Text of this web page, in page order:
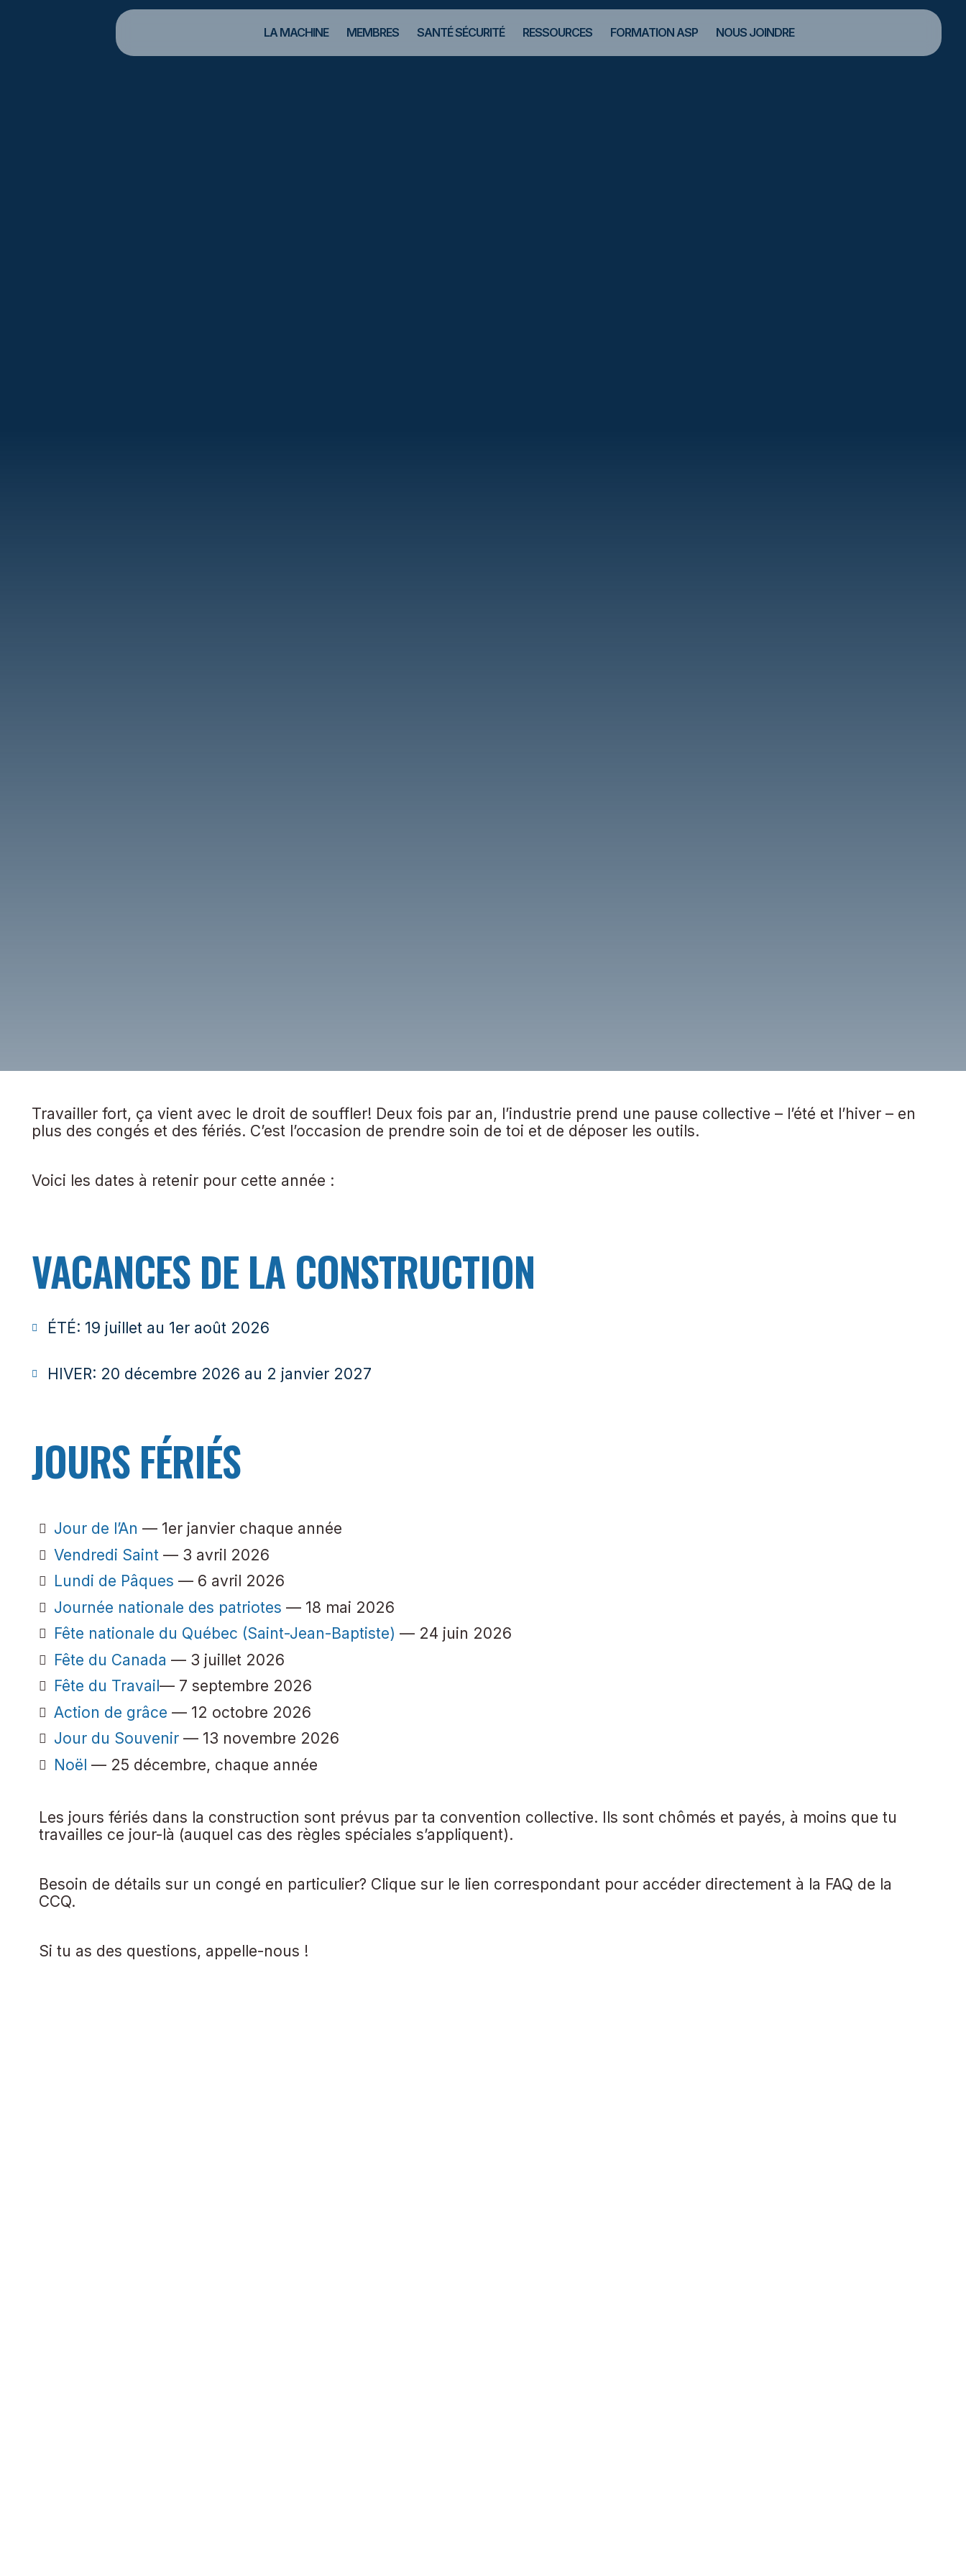
LA MACHINE MEMBRES SANTÉ SÉCURITÉ RESSOURCES FORMATION ASP NOUS JOINDRE
Travailler fort, ça vient avec le droit de souffler! Deux fois par an, l’industrie prend une pause collective – l’été et l’hiver – en
plus des congés et des fériés. C’est l’occasion de prendre soin de toi et de déposer les outils.
Voici les dates à retenir pour cette année :
VACANCES DE LA CONSTRUCTION
ÉTÉ: 19 juillet au 1er août 2026
HIVER: 20 décembre 2026 au 2 janvier 2027
JOURS FÉRIÉS
Jour de l’An — 1er janvier chaque année
Vendredi Saint — 3 avril 2026
Lundi de Pâques — 6 avril 2026
Journée nationale des patriotes — 18 mai 2026
Fête nationale du Québec (Saint-Jean-Baptiste) — 24 juin 2026
Fête du Canada — 3 juillet 2026
Fête du Travail — 7 septembre 2026
Action de grâce — 12 octobre 2026
Jour du Souvenir— 13 novembre 2026
Noël — 25 décembre, chaque année
Les jours fériés dans la construction sont prévus par ta convention collective. Ils sont chômés et payés, à moins que tu
travailles ce jour-là (auquel cas des règles spéciales s’appliquent).
Besoin de détails sur un congé en particulier? Clique sur le lien correspondant pour accéder directement à la FAQ de la
CCQ.
Si tu as des questions, appelle-nous !